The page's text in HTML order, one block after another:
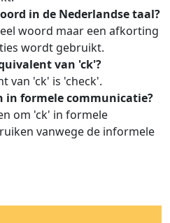
in de Nederlandse taal?
woord maar een afkorting
wordt gebruikt.
van 'ck'?
van 'ck' is 'check'.
in formele communicatie?
om 'ck' in formele
vanwege de informele